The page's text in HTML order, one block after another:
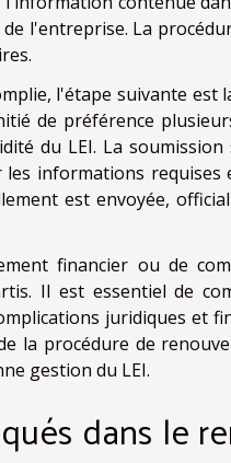
l'entreprise. La
l'étape suivante est
de préférence
du LEI. La
informations requises
est envoyée,
financier ou de
Il est essentiel de
juridiques et
la procédure de
gestion du LEI.
dans le